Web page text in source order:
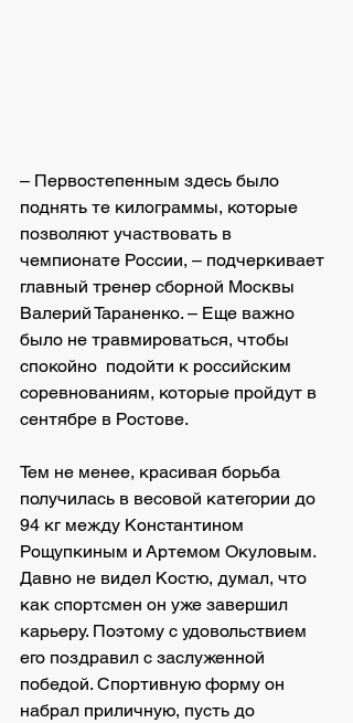
– Первостепенным здесь было
поднять те килограммы, которые
позволяют участвовать в
чемпионате России, – подчеркивает
главный тренер сборной Москвы
Валерий Тараненко. – Еще важно
было не травмироваться, чтобы
спокойно  подойти к российским
соревнованиям, которые пройдут в
сентябре в Ростове.
Тем не менее, красивая борьба
получилась в весовой категории до
94 кг между Константином
Рощупкиным и Артемом Окуловым.
Давно не видел Костю, думал, что
как спортсмен он уже завершил
карьеру. Поэтому с удовольствием
его поздравил с заслуженной
победой. Спортивную форму он
набрал приличную, пусть до